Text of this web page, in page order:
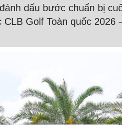
dấu bước chuẩn bị
Golf Toàn quốc 2026